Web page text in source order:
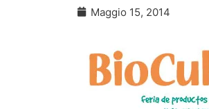
Maggio 15, 2014